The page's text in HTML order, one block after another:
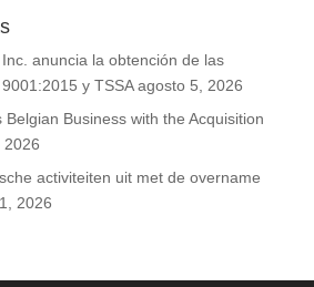
anuncia la obtención de las
y TSSA agosto 5, 2026
Belgian Business with the Acquisition
2026
activiteiten uit met de overname
2026